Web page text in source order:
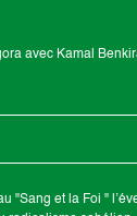
avec Kamal
"Sang et la Foi "